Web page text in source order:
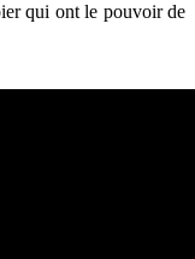
qui ont le pouvoir de